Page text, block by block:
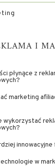
I
płynące z
marketing
wykorzystać
w